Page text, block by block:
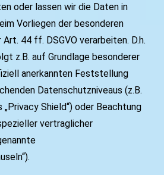
oder lassen wir die Daten in
Vorliegen der besonderen
44 ff. DSGVO verarbeiten. D.h.
z.B. auf Grundlage besonderer
anerkannten Feststellung
Datenschutzniveaus (z.B.
„Privacy Shield“) oder Beachtung
vertraglicher